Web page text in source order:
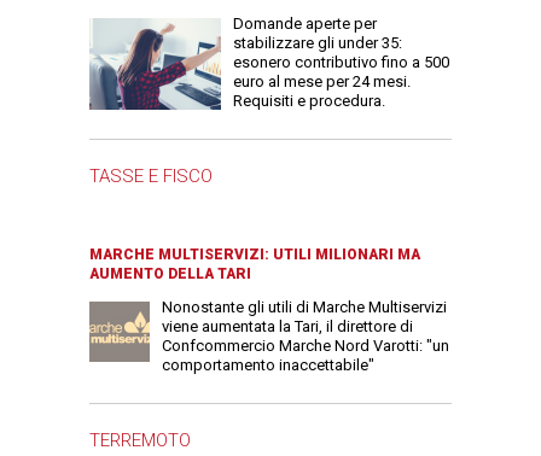
Domande aperte per
stabilizzare gli under 35:
esonero contributivo fino a 500
euro al mese per 24 mesi.
Requisiti e procedura.
TASSE E FISCO
MARCHE MULTISERVIZI: UTILI MILIONARI MA
AUMENTO DELLA TARI
Nonostante gli utili di Marche Multiservizi
viene aumentata la Tari, il direttore di
Confcommercio Marche Nord Varotti: "un
comportamento inaccettabile"
TERREMOTO